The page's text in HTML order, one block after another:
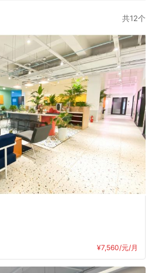
共12个
¥7,560/元/月